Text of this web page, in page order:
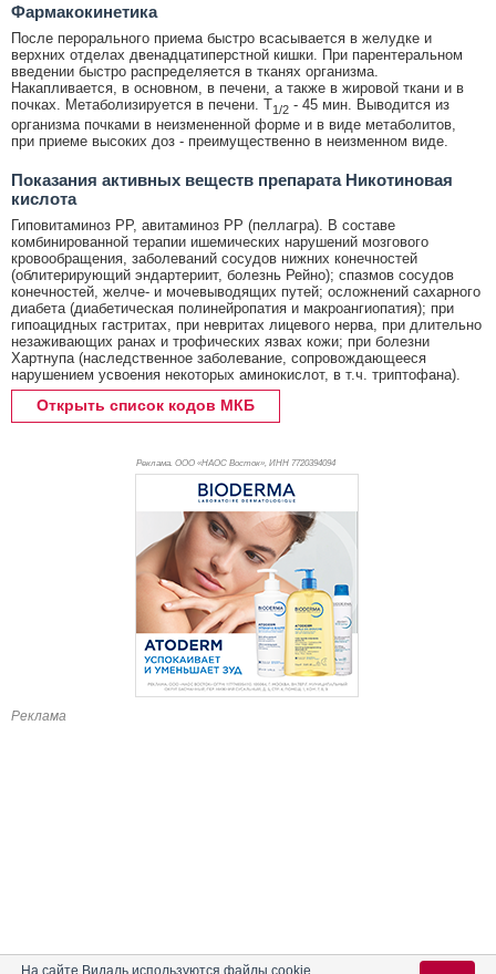
Фармакокинетика
После перорального приема быстро всасывается в желудке и
верхних отделах двенадцатиперстной кишки. При парентеральном
введении быстро распределяется в тканях организма.
Накапливается, в основном, в печени, а также в жировой ткани и в
почках. Метаболизируется в печени. T1/2 - 45 мин. Выводится из
организма почками в неизмененной форме и в виде метаболитов,
при приеме высоких доз - преимущественно в неизменном виде.
Показания активных веществ препарата Никотиновая
кислота
Гиповитаминоз РР, авитаминоз РР (пеллагра). В составе
комбинированной терапии ишемических нарушений мозгового
кровообращения, заболеваний сосудов нижних конечностей
(облитерирующий эндартериит, болезнь Рейно); спазмов сосудов
конечностей, желче- и мочевыводящих путей; осложнений сахарного
диабета (диабетическая полинейропатия и макроангиопатия); при
гипоацидных гастритах, при невритах лицевого нерва, при длительно
незаживающих ранах и трофических язвах кожи; при болезни
Хартнупа (наследственное заболевание, сопровождающееся
нарушением усвоения некоторых аминокислот, в т.ч. триптофана).
Открыть список кодов МКБ
Реклама. ООО «НАОС Восток», ИНН 7720394094
Реклама
На сайте Видаль используются файлы cookie